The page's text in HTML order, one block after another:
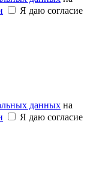
Я даю согласие
данных на
Я даю согласие